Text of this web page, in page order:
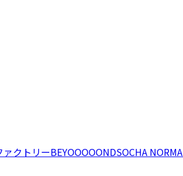
ァクトリーBEYOOOOONDSOCHA NORMA